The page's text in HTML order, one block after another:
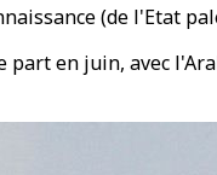
(de l'Etat
part en juin, avec